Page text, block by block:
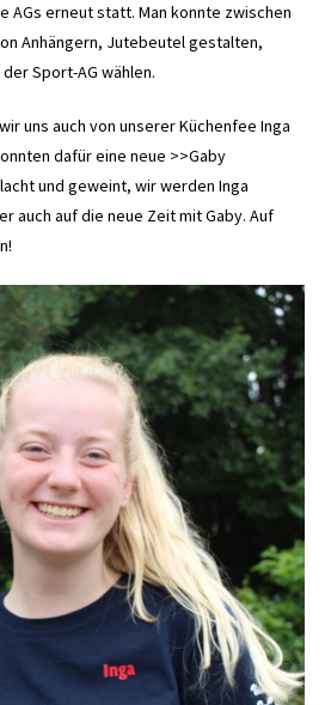
AGs erneut statt. Man konnte zwischen
Anhängern, Jutebeutel gestalten,
Sport-AG wählen.
uns auch von unserer Küchenfee Inga
dafür eine neue >>Gaby
und geweint, wir werden Inga
auch auf die neue Zeit mit Gaby. Auf